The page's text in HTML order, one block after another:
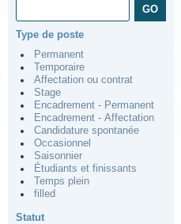
Type de poste
Permanent
Temporaire
Affectation ou contrat
Stage
Encadrement - Permanent
Encadrement - Affectation
Candidature spontanée
Occasionnel
Saisonnier
Étudiants et finissants
Temps plein
filled
Statut